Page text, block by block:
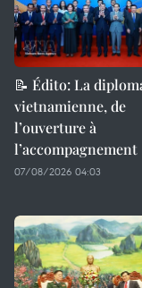
📝 Édito: La
vietnamienne, de
l’ouverture à
l’accompagnement
07/08/2026 04:03